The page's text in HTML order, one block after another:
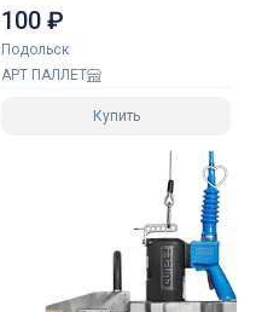
100 ₽
Подольск
АРТ ПАЛЛЕТ
Купить